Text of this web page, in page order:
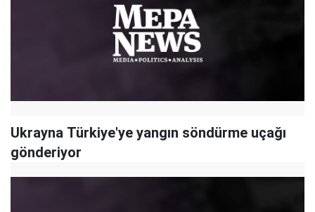
Ukrayna Türkiye'ye yangın söndürme uçağı
gönderiyor